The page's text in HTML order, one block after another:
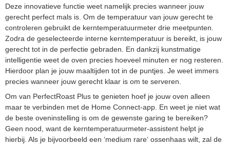
Deze innovatieve functie weet namelijk precies wanneer jouw
gerecht perfect mals is. Om de temperatuur van jouw gerecht te
controleren gebruikt de kerntemperatuurmeter drie meetpunten.
Zodra de geselecteerde interne kerntemperatuur is bereikt, is jouw
gerecht tot in de perfectie gebraden. En dankzij kunstmatige
intelligentie weet de oven precies hoeveel minuten er nog resteren.
Hierdoor plan je jouw maaltijden tot in de puntjes. Je weet immers
precies wanneer jouw gerecht klaar is om te serveren.
Om van PerfectRoast Plus te genieten hoef je jouw oven alleen
maar te verbinden met de Home Connect-app. En weet je niet wat
de beste oveninstelling is om de gewenste garing te bereiken?
Geen nood, want de kerntemperatuurmeter-assistent helpt je
hierbij. Als je bijvoorbeeld een ‘medium rare‘ ossenhaas wilt, zal de